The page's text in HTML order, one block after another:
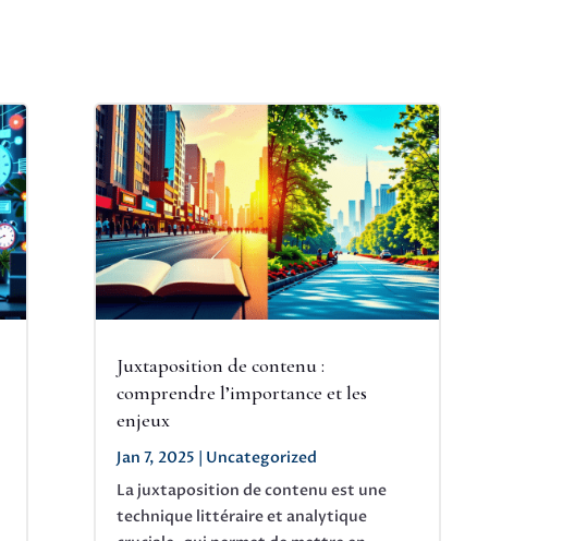
Juxtaposition de contenu :
comprendre l’importance et les
enjeux
Jan 7, 2025
Uncategorized
La juxtaposition de contenu est une
technique littéraire et analytique